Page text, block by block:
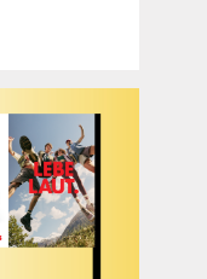
darüber
wünschen
bereits
APG|SGA in
es,